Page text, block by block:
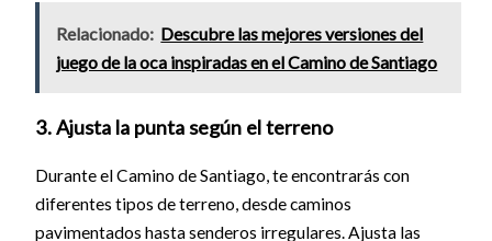
Relacionado: Descubre las mejores versiones del
juego de la oca inspiradas en el Camino de Santiago
3. Ajusta la punta según el terreno
Durante el Camino de Santiago, te encontrarás con
diferentes tipos de terreno, desde caminos
pavimentados hasta senderos irregulares. Ajusta las